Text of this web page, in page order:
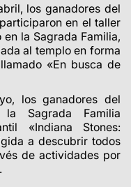
los ganadores del
en el taller
la Sagrada Familia,
al templo en forma
«En busca de
los ganadores del
Sagrada Familia
«Indiana Stones:
a descubrir todos
de actividades por